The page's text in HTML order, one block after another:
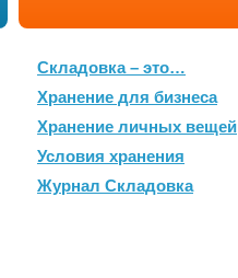
Складовка – это…
Хранение для бизнеса
Хранение личных вещей
Условия хранения
Журнал Складовка